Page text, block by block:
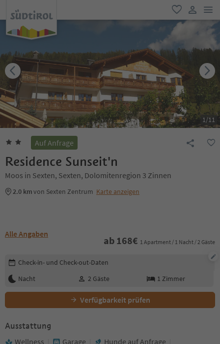
favorit
user link
1/11
Auf Anfrage
Residence Sunseit'n
Moos in Sexten, Sexten, Dolomitenregion 3 Zinnen
2.0 kmvon Sexten Zentrum Karte anzeigen
Alle Angaben
ab 168€ 1 Apartment / 1 Nacht / 2 Gäste
Buchungsdetails bearbeiten
Check-in- und Check-out-Daten
Nacht
2 Gäste 1 Zimmer
Verfügbarkeit prüfen
Ausstattung
Wellness Garage
Hunde auf Anfrage